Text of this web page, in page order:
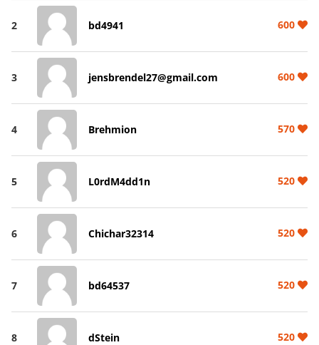
2 bd4941 600
3 jensbrendel27@gmail.com 600
4 Brehmion 570
5 L0rdM4dd1n 520
6 Chichar32314 520
7 bd64537 520
8 dStein 520